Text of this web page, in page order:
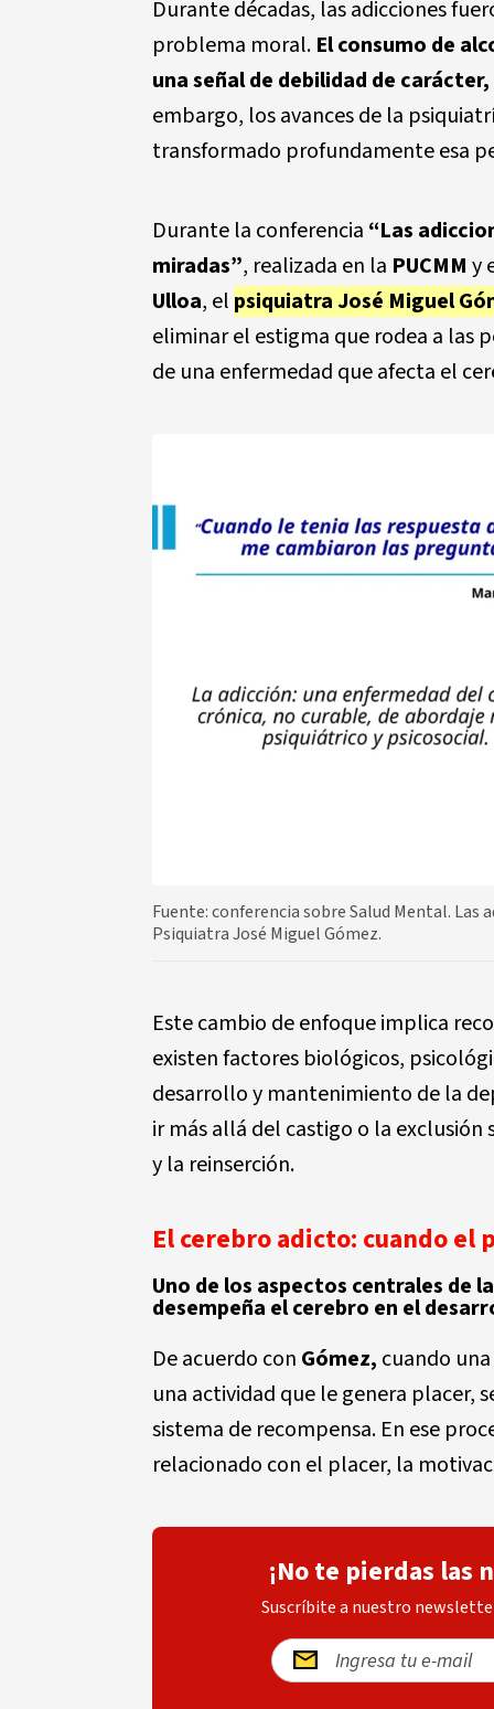
Durante décadas, las adicciones
problema moral. El consumo de
una señal de debilidad de
embargo, los avances de la
transformado profundamente esa
Durante la conferencia “Las
miradas”, realizada en la PUCMM y
Ulloa, el psiquiatra José Miguel
eliminar el estigma que rodea a las
de una enfermedad que afecta el
Fuente: conferencia sobre Salud Mental. Las
Psiquiatra José Miguel Gómez.
Este cambio de enfoque implica
existen factores biológicos,
desarrollo y mantenimiento de la
ir más allá del castigo o la
y la reinserción.
El cerebro adicto: cuando el
Uno de los aspectos centrales de
desempeña el cerebro en el
De acuerdo con Gómez, cuando
una actividad que le genera placer,
sistema de recompensa. En ese
relacionado con el placer, la
¡No te pierdas las
Suscríbite a nuestro